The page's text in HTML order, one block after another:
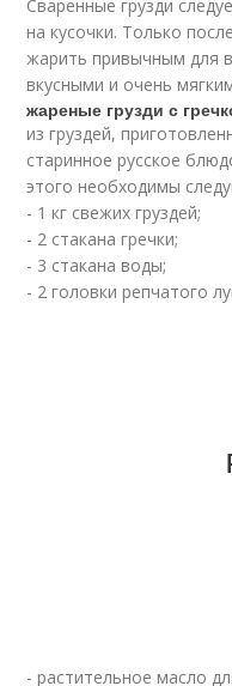
Сваренные грузди
на кусочки. Только
жарить привычным для
вкусными и очень
жареные грузди с
из груздей,
старинное русское
этого необходимы
- 1 кг свежих груздей;
- 2 стакана гречки;
- 3 стакана воды;
- 2 головки репчатого
- растительное масло